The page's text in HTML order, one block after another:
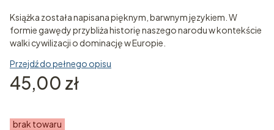
Książka została napisana pięknym, barwnym językiem. W
formie gawędy przybliża historię naszego narodu w kontekście
walki cywilizacji o dominację w Europie.
Przejdź do pełnego opisu
Cena
45,00 zł
brak towaru